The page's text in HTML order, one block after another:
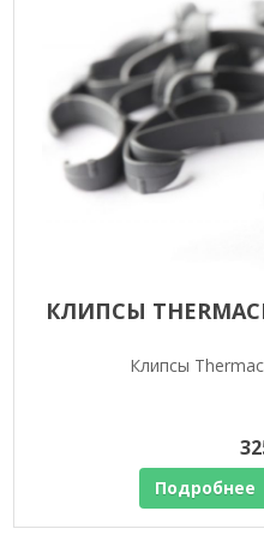
КЛИПСЫ
Клипсы
Подробнее